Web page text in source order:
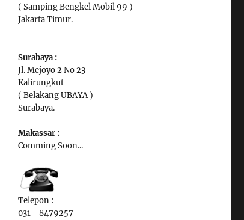
( Samping Bengkel Mobil 99 )
Jakarta Timur.
Surabaya :
Jl. Mejoyo 2 No 23
Kalirungkut
( Belakang UBAYA )
Surabaya.
Makassar :
Comming Soon...
Telepon :
031 - 8479257